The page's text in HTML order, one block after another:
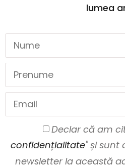
lumea
Declar că am
confidențialitate" și sunt
newsletter la această